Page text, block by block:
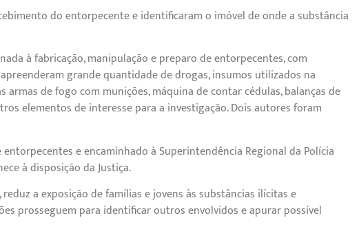
do entorpecente e identificaram o imóvel de onde a substância
à fabricação, manipulação e preparo de entorpecentes, com
grande quantidade de drogas, insumos utilizados na
de fogo com munições, máquina de contar cédulas, balanças de
elementos de interesse para a investigação. Dois autores foram
e encaminhado à Superintendência Regional da Polícia
à disposição da Justiça.
a exposição de famílias e jovens às substâncias ilícitas e
prosseguem para identificar outros envolvidos e apurar possível